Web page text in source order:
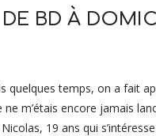
BD À
quelques temps, on a fait
m’étais encore jamais
19 ans qui